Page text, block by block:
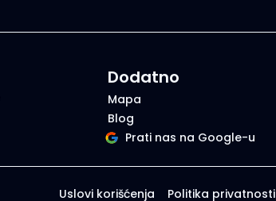
Dodatno
Mapa
Blog
Prati nas na Google-u
Uslovi korišćenja Politika privatnosti